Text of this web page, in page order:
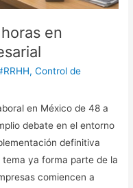
en
,Control de
en México de 48 a
debate en el entorno
definitiva
ya forma parte de la
comiencen a